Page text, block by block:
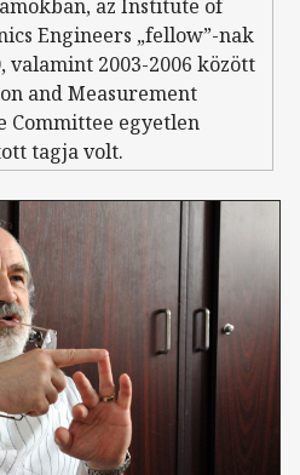
az Institute of
Engineers „fellow”-nak
valamint 2003-2006 között
and Measurement
Committee egyetlen
tagja volt.